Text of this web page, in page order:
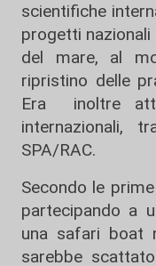
scientifiche
progetti
del mare, al
ripristino delle
Era inoltre
internazionali,
SPA/RAC.
Secondo le
partecipando a
una safari boat
sarebbe